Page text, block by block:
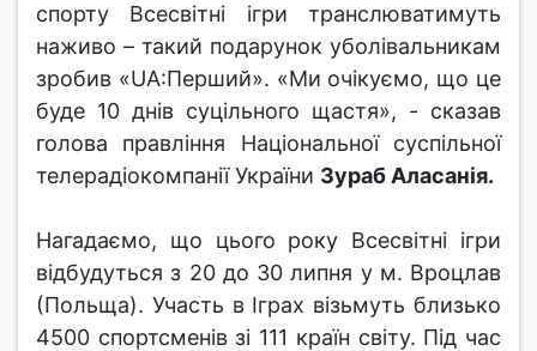
спорту Всесвітні ігри транслюватимуть
наживо – такий подарунок уболівальникам
зробив «UA:Перший». «Ми очікуємо, що це
буде 10 днів суцільного щастя», - сказав
голова правління Національної суспільної
телерадіокомпанії України Зураб Аласанія.
Нагадаємо, що цього року Всесвітні ігри
відбудуться з 20 до 30 липня у м. Вроцлав
(Польща). Участь в Іграх візьмуть близько
4500 спортсменів зі 111 країн світу. Під час